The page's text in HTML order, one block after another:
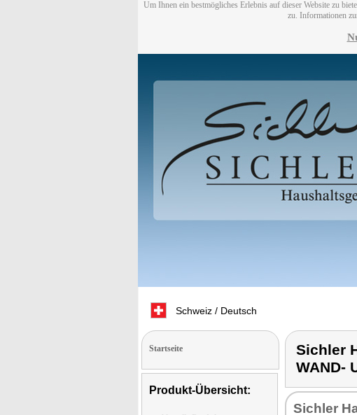
Um Ihnen ein bestmögliches Erlebnis auf dieser Website zu
zu. Informationen
Schweiz / Deutsch
Startseite
Produkt-Übersicht:
Sichler
WAND-
Sichler